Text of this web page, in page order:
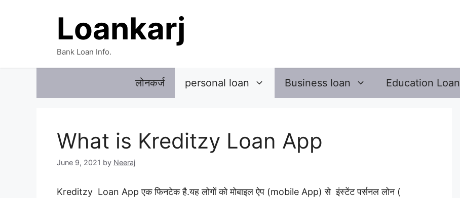
Loankarj
Bank Loan Info.
लोनकर्ज personal loan Business loan Education Loan
What is Kreditzy Loan App
June 9, 2021 by Neeraj
Kreditzy Loan App एक फिनटेक है.यह लोगों को मोबाइल ऐप (mobile App) से इंस्टेंट पर्सनल लोन (